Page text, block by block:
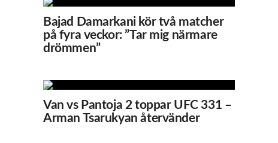
Bajad Damarkani kör två matcher
på fyra veckor: ”Tar mig närmare
drömmen”
Van vs Pantoja 2 toppar UFC 331 –
Arman Tsarukyan återvänder